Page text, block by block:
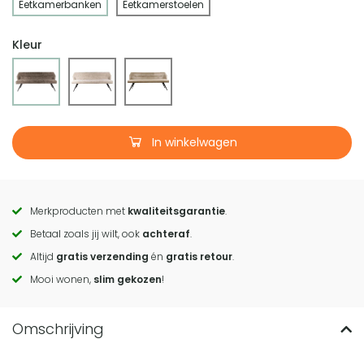
Eetkamerbanken Eetkamerstoelen
Kleur
In winkelwagen
Call
to
actions
Merkproducten met kwaliteitsgarantie.
Betaal zoals jij wilt, ook achteraf.
Altijd gratis verzending én gratis retour.
Mooi wonen, slim gekozen!